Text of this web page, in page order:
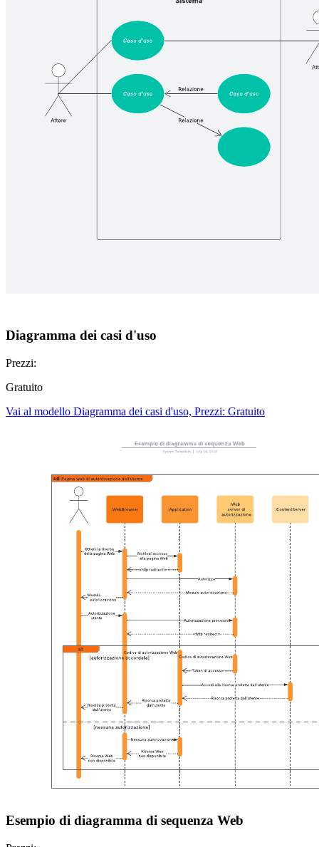
Diagramma dei casi d'uso
Prezzi:
Gratuito
Vai al modello Diagramma dei casi d'uso, Prezzi: Gratuito
Esempio di diagramma di sequenza Web